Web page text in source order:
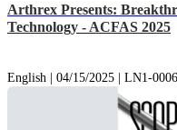
Arthrex Presents:
Technology - ACFAS 2025
English | 04/15/2025 | LN1-